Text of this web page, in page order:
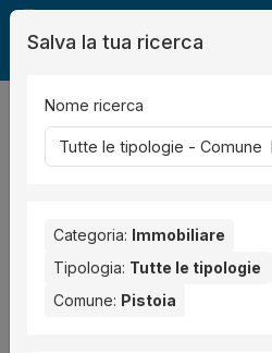
Legalmente Immobili
risultati
Quarrata (1) Monsummano Terme
Salva la tua ricerca
Nome ricerca
Categoria: Immobiliare
Tipologia: Tutte le tipologie
Comune: Pistoia